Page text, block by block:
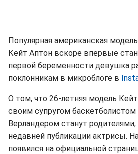
Популярная американская
Кейт Аптон вскоре впервые
первой беременности девушка
поклонникам в микроблоге в
О том, что 26-летняя модель
своим супругом
Верландером станут родителями,
недавней публикации актрисы.
появился на официальной